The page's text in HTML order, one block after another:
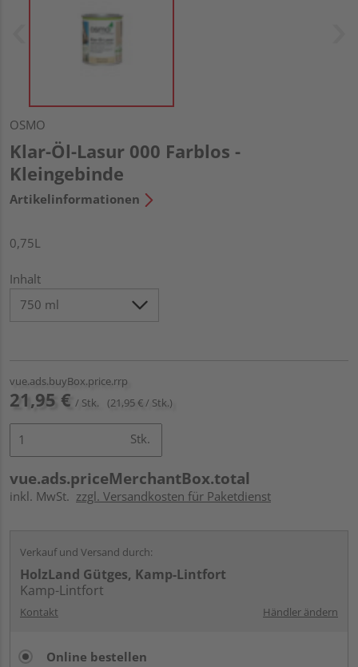
OSMO
Klar-Öl-Lasur 000 Farblos -
Kleingebinde
Artikelinformationen
0,75L
Inhalt
vue.ads.buyBox.price.rrp
21,95 € / Stk. (21,95 € / Stk.)
Stk.
vue.ads.priceMerchantBox.total
inkl. MwSt. zzgl. Versandkosten für Paketdienst
Verkauf und Versand durch:
HolzLand Gütges, Kamp-Lintfort
Kamp-Lintfort
Kontakt Händler ändern
Online bestellen